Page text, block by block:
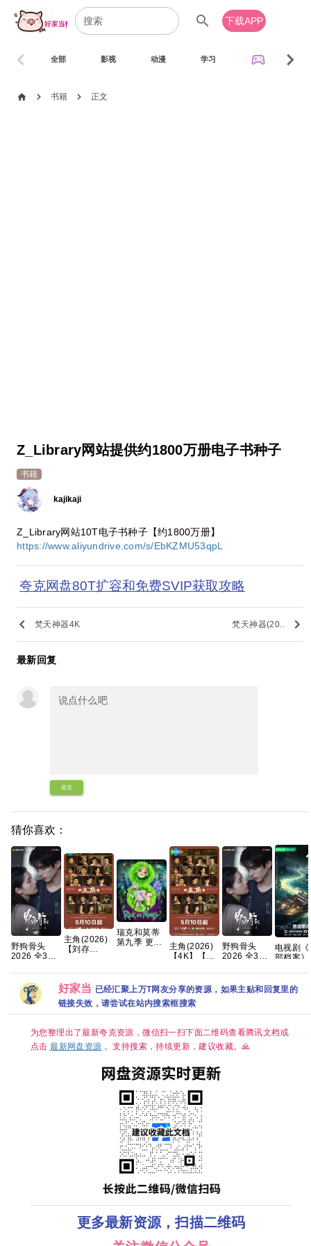
search 下载APP
全部 影视 动漫 学习 sports_esports
chevron_left chevron_right
home chevron_right 书籍 chevron_right 正文
Z_Library网站提供约1800万册电子书种子
书籍
kajikaji
Z_Library网站10T电子书种子【约1800万册】
https://www.aliyundrive.com/s/EbKZMU53qpL
夸克网盘80T扩容和免费SVIP获取攻略
keyboard_arrow_left 梵天神器4K 梵天神器(20.. keyboard_arrow_right
最新回复
提交
猜你喜欢：
野狗骨头
2026 全32
1080P高清
资源分享
主角(2026)
【刘存
网盘资源
【单集1～
3GB】
瑞克和莫蒂
第九季 更1
主角(2026)
【4K】【国
【夸克】
野狗骨头
2026 全32
1080P高清
资源分享
电视剧《
部档案》
网盘资源
享
好家当 已经汇聚上万T网友分享的资源，如果主贴和回复里的
链接失效，请尝试在站内搜索框搜索
为您整理出了最新夸克资源，微信扫一扫下面二维码查看腾讯文档或
点击最新网盘资源 。支持搜索，持续更新，建议收藏。🙏
更多最新资源，扫描二维码